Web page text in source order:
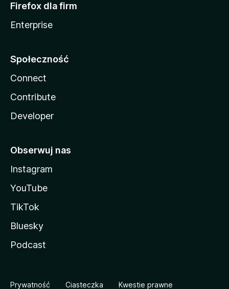
Firefox dla firm
Enterprise
Społeczność
Connect
Contribute
Developer
Obserwuj nas
Instagram
YouTube
TikTok
Bluesky
Podcast
Prywatność Ciasteczka Kwestie prawne